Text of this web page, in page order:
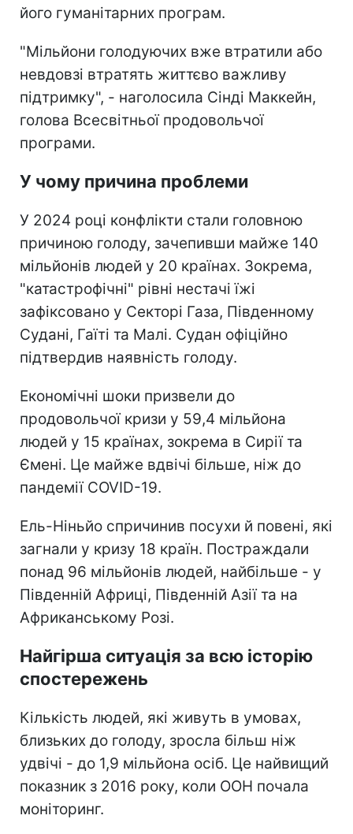
його гуманітарних програм.
"Мільйони голодуючих вже втратили або
невдовзі втратять життєво важливу
підтримку", - наголосила Сінді Маккейн,
голова Всесвітньої продовольчої
програми.
У чому причина проблеми
У 2024 році конфлікти стали головною
причиною голоду, зачепивши майже 140
мільйонів людей у 20 країнах. Зокрема,
"катастрофічні" рівні нестачі їжі
зафіксовано у Секторі Газа, Південному
Судані, Гаїті та Малі. Судан офіційно
підтвердив наявність голоду.
Економічні шоки призвели до
продовольчої кризи у 59,4 мільйона
людей у 15 країнах, зокрема в Сирії та
Ємені. Це майже вдвічі більше, ніж до
пандемії COVID-19.
Ель-Ніньйо спричинив посухи й повені, які
загнали у кризу 18 країн. Постраждали
понад 96 мільйонів людей, найбільше - у
Південній Африці, Південній Азії та на
Африканському Розі.
Найгірша ситуація за всю історію
спостережень
Кількість людей, які живуть в умовах,
близьких до голоду, зросла більш ніж
удвічі - до 1,9 мільйона осіб. Це найвищий
показник з 2016 року, коли ООН почала
моніторинг.